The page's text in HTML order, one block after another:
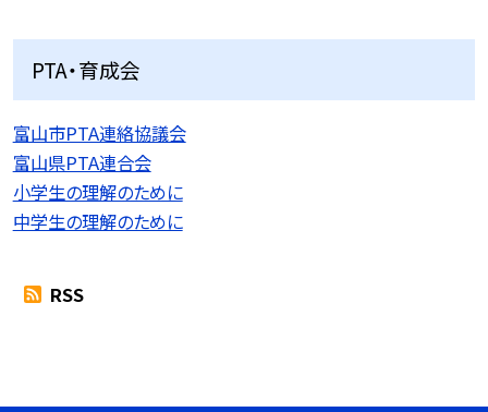
PTA・育成会
富山市PTA連絡協議会
富山県PTA連合会
小学生の理解のために
中学生の理解のために
RSS